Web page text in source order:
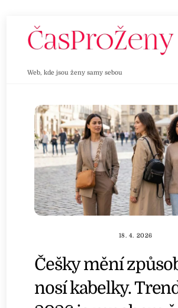
Web, kde jsou ženy samy sebou
18. 4. 2026
Češky mění
nosí kabelky.